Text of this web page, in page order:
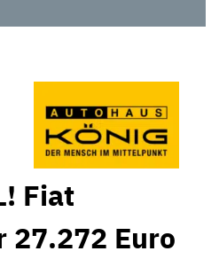
Fiat
27.272 Euro